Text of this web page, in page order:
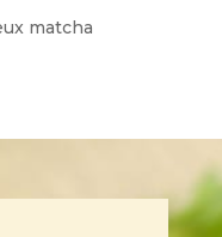
matcha